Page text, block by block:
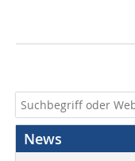
News